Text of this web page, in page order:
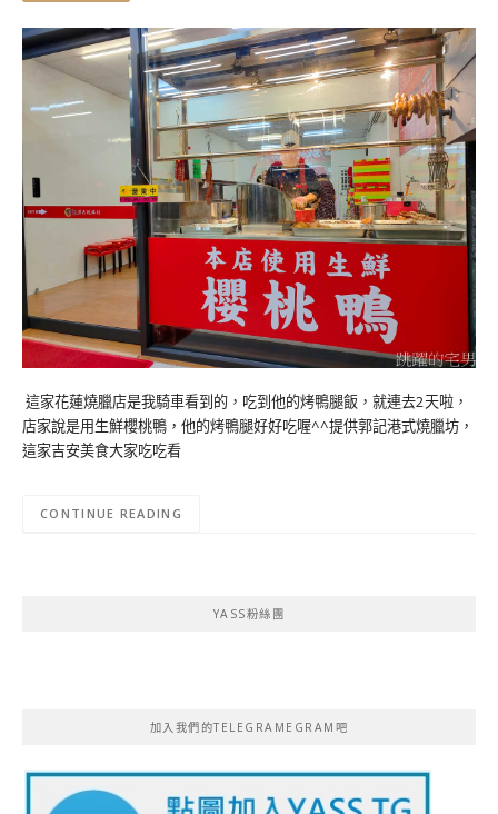
這家花蓮燒臘店是我騎車看到的，吃到他的烤鴨腿飯，就連去2天啦，
店家說是用生鮮櫻桃鴨，他的烤鴨腿好好吃喔^^提供郭記港式燒臘坊，
這家吉安美食大家吃吃看
CONTINUE READING
YASS粉絲團
加入我們的TELEGRAMEGRAM吧